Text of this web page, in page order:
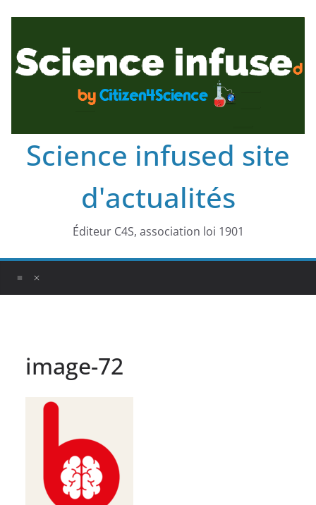
Science infused site
d'actualités
Éditeur C4S, association loi 1901
image-72